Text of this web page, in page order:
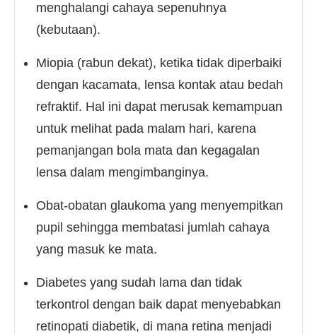
menghalangi cahaya sepenuhnya
(kebutaan).
Miopia (rabun dekat), ketika tidak diperbaiki
dengan kacamata, lensa kontak atau bedah
refraktif. Hal ini dapat merusak kemampuan
untuk melihat pada malam hari, karena
pemanjangan bola mata dan kegagalan
lensa dalam mengimbanginya.
Obat-obatan glaukoma yang menyempitkan
pupil sehingga membatasi jumlah cahaya
yang masuk ke mata.
Diabetes yang sudah lama dan tidak
terkontrol dengan baik dapat menyebabkan
retinopati diabetik, di mana retina menjadi